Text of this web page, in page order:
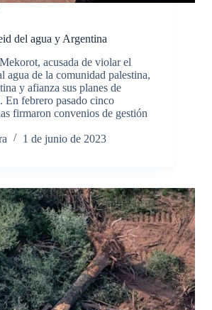
del agua y Argentina
acusada de violar el
agua de la comunidad palestina,
y afianza sus planes de
En febrero pasado cinco
firmaron convenios de gestión
1 de junio de 2023